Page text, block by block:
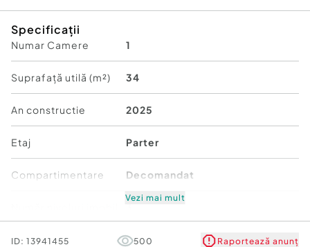
Doors, obiecte sanitare.
Fiecare apartament are inclus in pret 1 loc de
parcare. Curtea este pavata si iluminata.
Confort:1
Tip imobil:Bloc de apartamente
Număr Băi:1
Comision cumpărător:0%
Posibilitate parcare: Da
Nr. locuri parcare:
Specificații
Numar Camere 1
Suprafață utilă (m²) 34
An constructie 2025
Etaj Parter
Compartimentare Decomandat
Mobilat/Utilat 3
Vezi mai mult
ID: 13941455 500 Raportează anunț